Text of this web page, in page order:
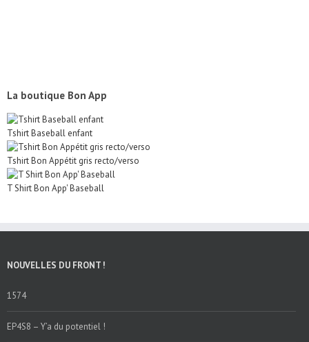
La boutique Bon App
Tshirt Baseball enfant
Tshirt Bon Appétit gris recto/verso
T Shirt Bon App' Baseball
NOUVELLES DU FRONT !
1574
EP4S8 – Y’a du potentiel !